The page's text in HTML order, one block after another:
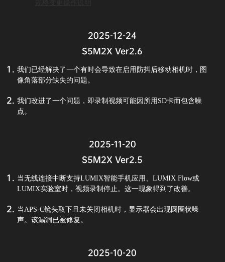
2025-12-24
S5M2X Ver2.6
我们已经解决了一个有时会导致在启用防抖后移动相机时，图
像角落部分缺失的问题。
我们改进了一个问题，即录制视频可能因所用SD卡而包含噪
点。
2025-11-20
S5M2X Ver2.5
当无线连接中断支持LUMIX智能手机应用、LUMIX Flow或
LUMIX实验室时，视频录制停止。这一现象得到了改善。
当APS-C镜头取下且未关闭相机时，显示器会出现圆圈状噪
声。该漏洞已被修复。
2025-10-20